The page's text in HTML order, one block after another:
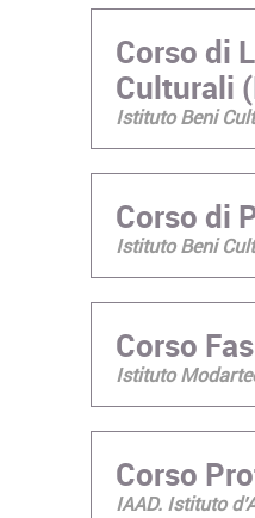
Corso di
Culturali
Istituto Beni
Corso di
Istituto Beni
Corso
Istituto
Corso
IAAD. Istituto